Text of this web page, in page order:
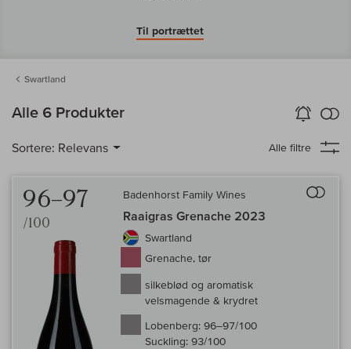
Til portrættet
Swartland
Alle 6 Produkter Vin-Alarm
aktiver
Sortere: Relevans Alle filtre
96–97
/100
Badenhorst Family Wines
Raaigras Grenache 2023
Swartland
Grenache, tør
silkeblød og aromatisk
velsmagende & krydret
Lobenberg: 96–97/100
Suckling: 93/100